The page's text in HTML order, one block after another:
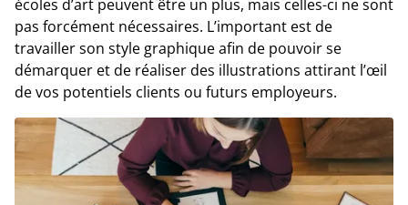
écoles d’art peuvent être un plus, mais celles-ci ne sont
pas forcément nécessaires. L’important est de
travailler son style graphique afin de pouvoir se
démarquer et de réaliser des illustrations attirant l’œil
de vos potentiels clients ou futurs employeurs.